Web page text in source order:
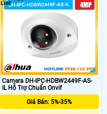
hợp PTZ xoay ngang 345°, dọc 90°,
báo động chủ động bằng còi hú và
đèn chớp, có mic và đàm thoại 2
chiều.
Camera DH-IPC-HDBW2449F-AS-
IL Hỗ Trợ Chuẩn Onvif
Giá Bán: 5%-35%